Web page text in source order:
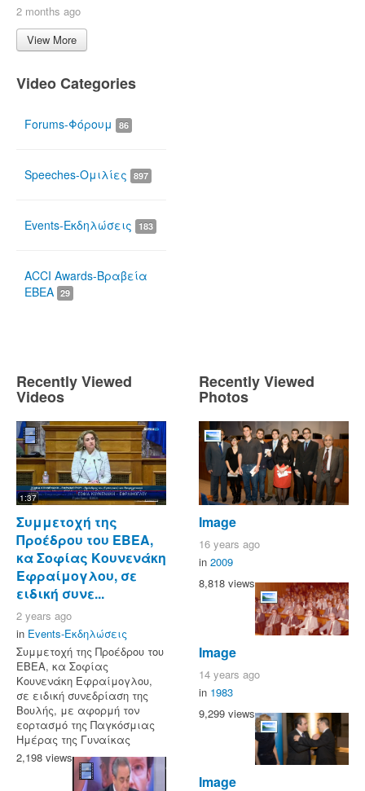
2 months ago
View More
Video Categories
Forums-Φόρουμ 86
Speeches-Ομιλίες 897
Events-Εκδηλώσεις 183
ACCI Awards-Βραβεία
ΕΒΕΑ 29
Recently Viewed
Videos
1:37
Συμμετοχή της
Προέδρου του ΕΒΕΑ,
κα Σοφίας Κουνενάκη
Εφραίμογλου, σε
ειδική συνε...
2 years ago
in Events-Εκδηλώσεις
Συμμετοχή της Προέδρου του
ΕΒΕΑ, κα Σοφίας
Κουνενάκη Εφραίμογλου,
σε ειδική συνεδρίαση της
Βουλής, με αφορμή τον
εορτασμό της Παγκόσμιας
Ημέρας της Γυναίκας
2,198 views
Recently Viewed
Photos
Image
16 years ago
in 2009
8,818 views
Image
14 years ago
in 1983
9,299 views
Image